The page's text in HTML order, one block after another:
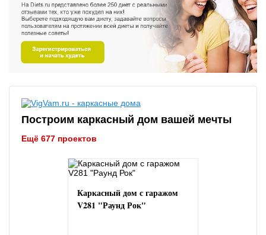
Построим каркасный дом вашей мечты
Ещё 677 проектов
Каркасный дом с гаражом
V281 "Раунд Рок"